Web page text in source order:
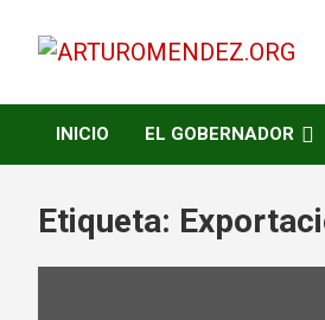
contenido
INICIO EL GOBERNADOR
Etiqueta: